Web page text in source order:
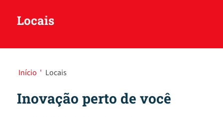
Locais
Início ' Locais
Inovação perto de você